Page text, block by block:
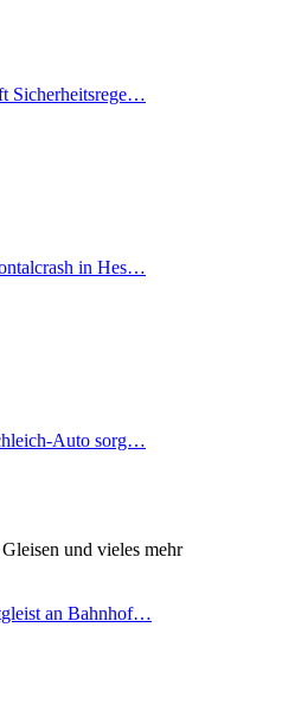
Sicherheitsrege…
in Hes…
Auto sorg…
und vieles mehr
an Bahnhof…